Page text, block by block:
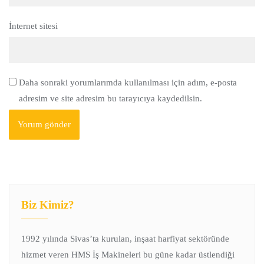
İnternet sitesi
Daha sonraki yorumlarımda kullanılması için adım, e-posta
adresim ve site adresim bu tarayıcıya kaydedilsin.
Biz Kimiz?
1992 yılında Sivas’ta kurulan, inşaat harfiyat sektöründe
hizmet veren HMS İş Makineleri bu güne kadar üstlendiği